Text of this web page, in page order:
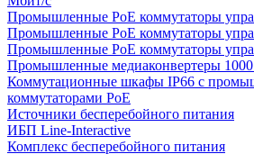
Промышленные PoE коммутаторы
Промышленные PoE коммутаторы
Промышленные PoE коммутаторы
Промышленные медиаконвертеры
Коммутационные шкафы IP66 c
коммутаторами PoE
Источники бесперебойного питания
ИБП Line-Interactive
Комплекс бесперебойного питания